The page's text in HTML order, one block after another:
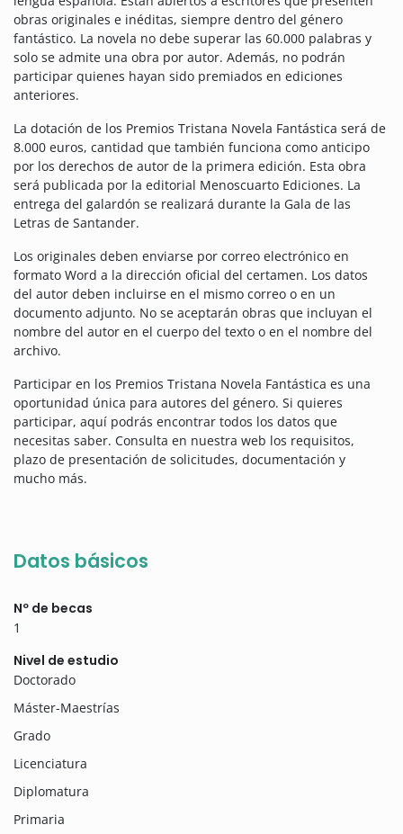
obras originales e inéditas, siempre dentro del género
fantástico. La novela no debe superar las 60.000 palabras y
solo se admite una obra por autor. Además, no podrán
participar quienes hayan sido premiados en ediciones
anteriores.
La dotación de los Premios Tristana Novela Fantástica será de
8.000 euros, cantidad que también funciona como anticipo
por los derechos de autor de la primera edición. Esta obra
será publicada por la editorial Menoscuarto Ediciones. La
entrega del galardón se realizará durante la Gala de las
Letras de Santander.
Los originales deben enviarse por correo electrónico en
formato Word a la dirección oficial del certamen. Los datos
del autor deben incluirse en el mismo correo o en un
documento adjunto. No se aceptarán obras que incluyan el
nombre del autor en el cuerpo del texto o en el nombre del
archivo.
Participar en los Premios Tristana Novela Fantástica es una
oportunidad única para autores del género. Si quieres
participar, aquí podrás encontrar todos los datos que
necesitas saber. Consulta en nuestra web los requisitos,
plazo de presentación de solicitudes, documentación y
mucho más.
Datos básicos
Nº de becas
1
Nivel de estudio
Doctorado
Máster-Maestrías
Grado
Licenciatura
Diplomatura
Primaria